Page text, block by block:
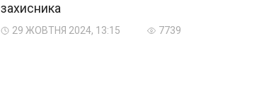
захисника
29 ЖОВТНЯ 2024, 13:15 7739